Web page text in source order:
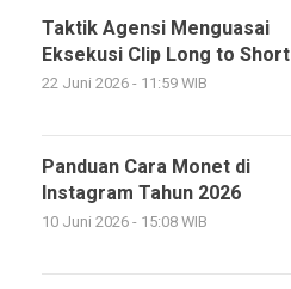
Taktik Agensi Menguasai
Eksekusi Clip Long to Short
22 Juni 2026 - 11:59 WIB
Panduan Cara Monet di
Instagram Tahun 2026
10 Juni 2026 - 15:08 WIB